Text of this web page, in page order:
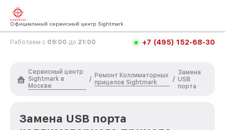
Официальный сервисный центр Sightmark
Работаем с 09:00 до 21:00 +7 (495) 152-68-30
Сервисный центр
Sightmark в
Москве
/
Ремонт Коллиматорных
прицелов Sightmark
/
Замена
USB
порта
Замена USB порта